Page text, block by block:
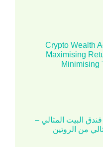
Crypto Wealth
Maximising
Minimising
البيت المثالي –
من الروتين